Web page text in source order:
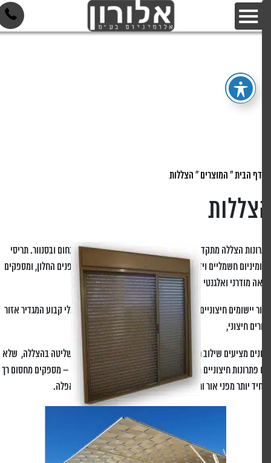
דף הבית»המוצרים»הצללות
הצללה מתקדמים במגוון של אפשרויות לשליטה באור, בחום ובסנוור. תריסי
חשמליים וידניים מציעים הגנה מדויקת ומתכווננת מבפנים החלון, ומספקים
מודרני ואלגנטי ועמידות מעולה מפני קרני השמש.
יישומים חיצוניים, פרגולות אלומיניום יוצרות מאפיין אדריכלי קבוע המגדיר אזור
חיצוני,
מציעים שילוב חלק של פונקציונליות וגמישות עיצובית לשליטה בהצללה, שלא
פתרונות חיצוניים מוצקים, צלונים שמורכבים מפסים רציפים – מספקים מחסום רך
יותר מפני אור וחום, הזמין במגוון רחב של אטימות ועד האפלה.